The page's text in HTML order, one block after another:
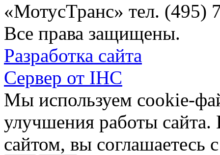
«МотусТранс» тел. (495)
Все права защищены.
Разработка сайта
Сервер от IHC
Мы используем cookie-
улучшения работы сайта.
сайтом, вы соглашаетесь